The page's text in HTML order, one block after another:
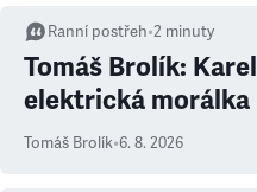
Ranní postřeh•2 minuty
Tomáš Brolík:
elektrická morálka
Tomáš Brolík•6. 8. 2026